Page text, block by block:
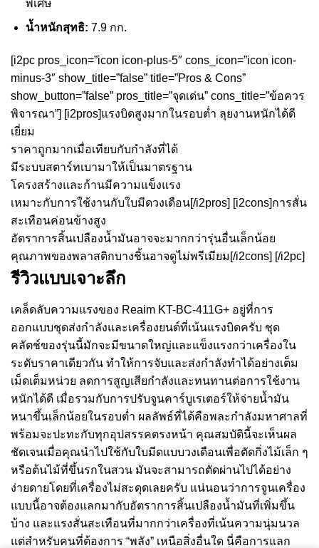
พิเศษ
น้ำหนักสุทธิ: 7.9 กก.
[i2pc pros_icon=”icon icon-plus-5″ cons_icon=”icon icon-
minus-3″ show_title=”false” title=”Pros & Cons”
show_button=”false” pros_title=”จุดเด่น” cons_title=”ข้อควร
พิจารณา”] [i2pros]แรงบิดสูงมากในรอบต่ำ ลุยงานหนักได้ดี
เยี่ยม
ราคาถูกมากเมื่อเทียบกับกำลังที่ได้
มีระบบสตาร์ทเบามาให้เป็นมาตรฐาน
โครงสร้างและก้านมีความแข็งแรง
เหมาะกับการใช้งานกับใบมีดวงเดือน[/i2pros] [i2cons]การสั่น
สะเทือนค่อนข้างสูง
อัตราการสิ้นเปลืองน้ำมันอาจจะมากกว่ารุ่นอื่นเล็กน้อย
คุณภาพของพลาสติกบางชิ้นอาจดูไม่พรีเมียม[/i2cons] [/i2pc]
รีวิวแบบเจาะลึก
เคล็ดลับความแรงของ Reaim KT-BC-411G+ อยู่ที่การ
ออกแบบชุดส่งกำลังและเครื่องยนต์ที่เน้นแรงบิดครับ ชุด
คลัตช์ของรุ่นนี้มักจะมีขนาดใหญ่และแข็งแรงกว่าเครื่องใน
ระดับราคาเดียวกัน ทำให้การจับและส่งกำลังทำได้อย่างเต็ม
เม็ดเต็มหน่วย ลดการสูญเสียกำลังและทนทานต่อการใช้งาน
หนักได้ดี เมื่อรวมกับการปรับจูนคาร์บูเรเตอร์ให้จ่ายน้ำมัน
หนาขึ้นเล็กน้อยในรอบต่ำ ผลลัพธ์ที่ได้คือพละกำลังมหาศาลที่
พร้อมจะปะทะกับทุกอุปสรรคตรงหน้า คุณสมบัตินี้จะเห็นผล
ชัดเจนเมื่อคุณนำไปใช้กับใบมีดแบบวงเดือนเพื่อตัดกิ่งไม้เล็ก ๆ
หรือต้นไม้ที่ขึ้นรกในสวน มันจะสามารถตัดผ่านไปได้อย่าง
ง่ายดายโดยที่เครื่องไม่สะดุดเลยครับ แน่นอนว่าการจูนเครื่อง
แบบนี้อาจต้องแลกมากับอัตราการสิ้นเปลืองน้ำมันที่เพิ่มขึ้น
บ้าง และแรงสั่นสะเทือนที่มากกว่าเครื่องที่เน้นความนุ่มนวล
แต่สำหรับคนที่ต้องการ “พลัง” เหนือสิ่งอื่นใด นี่คือการแลก